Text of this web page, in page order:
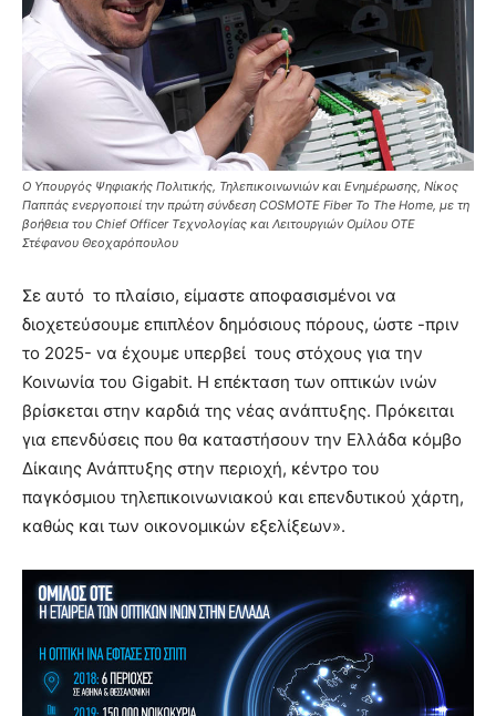
Ο Υπουργός Ψηφιακής Πολιτικής, Τηλεπικοινωνιών και Ενημέρωσης, Νίκος
Παππάς ενεργοποιεί την πρώτη σύνδεση COSMOTE Fiber To The Home, με τη
βοήθεια του Chief Officer Τεχνολογίας και Λειτουργιών Ομίλου ΟΤΕ
Στέφανου Θεοχαρόπουλου
Σε αυτό το πλαίσιο, είμαστε αποφασισμένοι να
διοχετεύσουμε επιπλέον δημόσιους πόρους, ώστε -πριν
το 2025- να έχουμε υπερβεί τους στόχους για την
Κοινωνία του Gigabit. Η επέκταση των οπτικών ινών
βρίσκεται στην καρδιά της νέας ανάπτυξης. Πρόκειται
για επενδύσεις που θα καταστήσουν την Ελλάδα κόμβο
Δίκαιης Ανάπτυξης στην περιοχή, κέντρο του
παγκόσμιου τηλεπικοινωνιακού και επενδυτικού χάρτη,
καθώς και των οικονομικών εξελίξεων».